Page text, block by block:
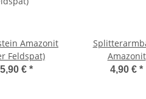
Amazonit
Feldspat)
5,90 € *
Amazonit
4,90 € *